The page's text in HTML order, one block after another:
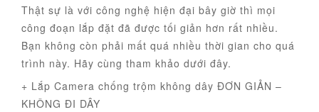
Thật sự là với công nghệ hiện đại bây giờ thì mọi
công đoạn lắp đặt đã được tối giản hơn rất nhiều.
Bạn không còn phải mất quá nhiều thời gian cho quá
trình này. Hãy cùng tham khảo dưới đây.
+ Lắp Camera chống trộm không dây ĐƠN GIẢN –
KHÔNG ĐI DÂY